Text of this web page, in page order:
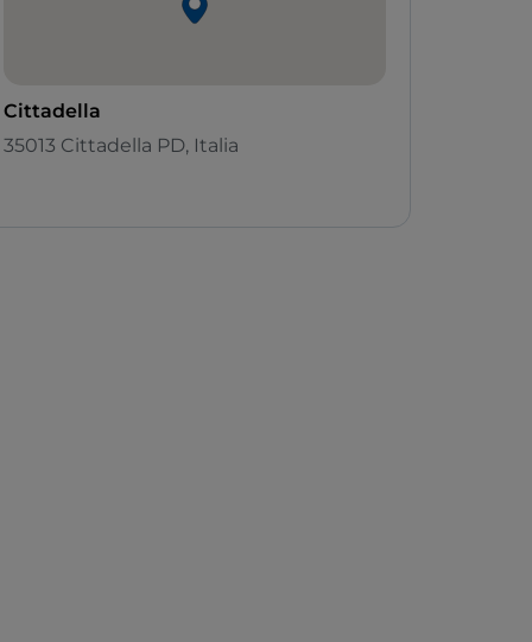
Cittadella
35013 Cittadella PD, Italia